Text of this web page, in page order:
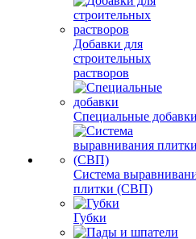
Добавки для
строительных
растворов
Специальные добавки
Система
плитки (СВП)
Губки